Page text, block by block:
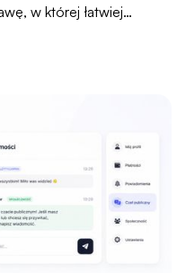
w której łatwiej